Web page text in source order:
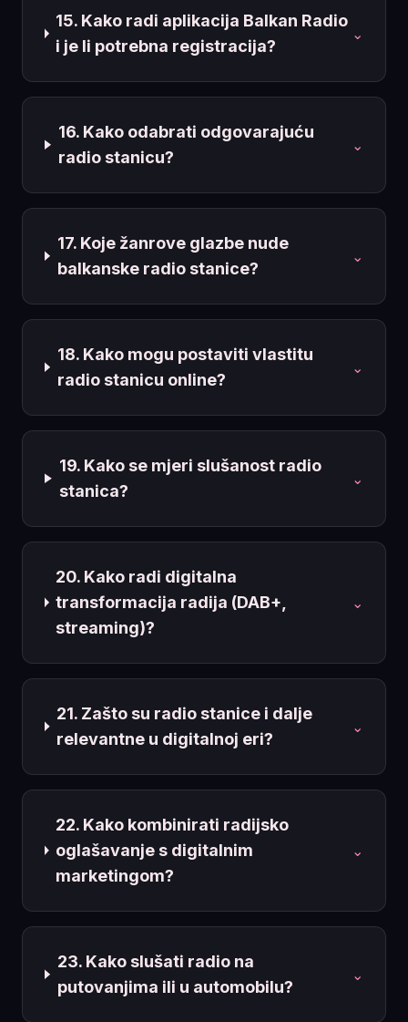
15. Kako radi aplikacija Balkan Radio
i je li potrebna registracija?
⌄
16. Kako odabrati odgovarajuću
radio stanicu?
⌄
17. Koje žanrove glazbe nude
balkanske radio stanice?
⌄
18. Kako mogu postaviti vlastitu
radio stanicu online?
⌄
19. Kako se mjeri slušanost radio
stanica?
⌄
20. Kako radi digitalna
transformacija radija (DAB+,
streaming)?
⌄
21. Zašto su radio stanice i dalje
relevantne u digitalnoj eri?
⌄
22. Kako kombinirati radijsko
oglašavanje s digitalnim
marketingom?
⌄
23. Kako slušati radio na
putovanjima ili u automobilu?
⌄